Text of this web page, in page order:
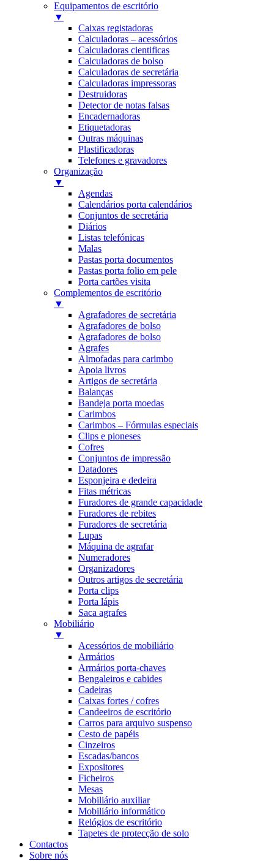
Equipamentos de escritório
▼
Caixas registadoras
Calculadoras – acessórios
Calculadoras cientificas
Calculadoras de bolso
Calculadoras de secretária
Calculadoras impressoras
Destruidoras
Detector de notas falsas
Encadernadoras
Etiquetadoras
Outras máquinas
Plastificadoras
Telefones e gravadores
Organização
▼
Agendas
Calendários porta calendários
Conjuntos de secretária
Diários
Listas telefónicas
Malas
Pastas porta documentos
Pastas porta folio em pele
Porta cartões visita
Complementos de escritório
▼
Agrafadores de secretária
Agrafadores de bolso
Agrafadores de bolso
Agrafes
Almofadas para carimbo
Apoia livros
Artigos de secretária
Balanças
Bandeja porta moedas
Carimbos
Carimbos – Fórmulas especiais
Clips e pioneses
Cofres
Conjuntos de impressão
Datadores
Esponjeira e dedeira
Fitas métricas
Furadores de grande capacidade
Furadores de rebites
Furadores de secretária
Lupas
Máquina de agrafar
Numeradores
Organizadores
Outros artigos de secretária
Porta clips
Porta lápis
Saca agrafes
Mobiliário
▼
Acessórios de mobiliário
Armários
Armários porta-chaves
Bengaleiros e cabides
Cadeiras
Caixas fortes / cofres
Candeeiros de escritório
Carros para arquivo suspenso
Cesto de papéis
Cinzeiros
Escadas/bancos
Expositores
Ficheiros
Mesas
Mobiliário auxiliar
Mobiliário informático
Relógios de escritório
Tapetes de protecção de solo
Contactos
Sobre nós